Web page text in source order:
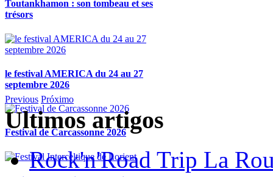
Toutankhamon : son tombeau et ses
trésors
le festival AMERICA du 24 au 27
septembre 2026
Festival de Carcassonne 2026
Previous Próximo
Ultimos artigos
Rock'n'Road Trip La